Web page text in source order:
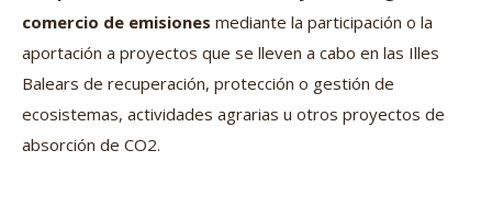
comercio de emisiones mediante la participación o la
aportación a proyectos que se lleven a cabo en las Illes
Balears de recuperación, protección o gestión de
ecosistemas, actividades agrarias u otros proyectos de
absorción de CO2.